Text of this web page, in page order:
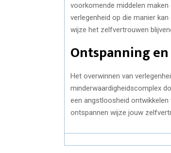
voorkomende middelen
verlegenheid op die manier
wijze het zelfvertrouwen
Ontspanning
Het overwinnen van
minderwaardigheidscomplex
een angstloosheid
ontspannen wijze jouw